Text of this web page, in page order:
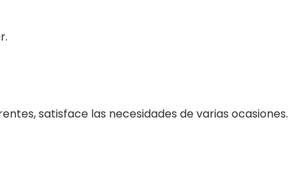
satisface las necesidades de varias ocasiones.